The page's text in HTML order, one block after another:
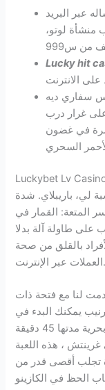
عبر البريد
منشأة لوتو،
Lucky hit
سفاري ديه
غرار درب
يحتاج اللاعب إلى المراهنة 35 مرة في غضون
Luckybet Lv
لي، باريبلاي. شدة
المتعة: القمار في
على طاولة آلة بدلا
بالقلق من صحة
العملات عبر الإنترنت.
لنا مع فتحة ذات
يمكنك البدء في
إيداع الأموال وفقا لميزانيتك. كما قمنا برحلة بحرية مدتها 45 دقيقة
، هذه اللعبة
تجلب أقصى قدر من